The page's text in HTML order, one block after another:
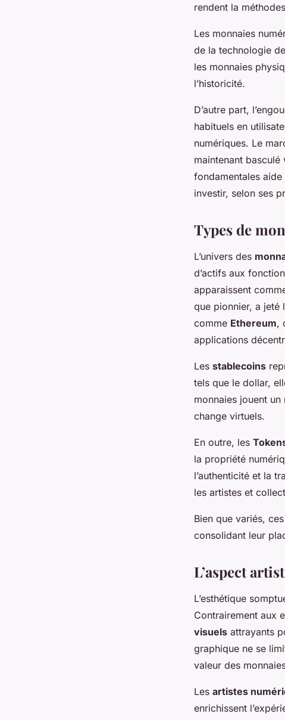
rendent la
Les monnaies
de la technologie
les monnaies
l’historicité.
D’autre part,
habituels en
numériques. Le
maintenant
fondamentales
investir, selon ses
Types de
L’univers des
d’actifs aux
apparaissent
que pionnier, a jeté
comme Ethereum,
applications
Les stablecoins
tels que le dollar,
monnaies jouent
change virtuels.
En outre, les
la propriété
l’authenticité et la
les artistes et
Bien que variés,
consolidant leur
L’aspect
L’esthétique
Contrairement aux
visuels attrayants
graphique ne se
valeur des
Les artistes
enrichissent